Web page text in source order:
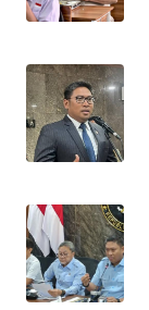
WN
WN
JAKARTA
JABAR
WN
BANTEN